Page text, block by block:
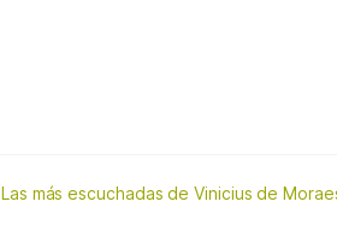
Las más escuchadas de Vinicius de